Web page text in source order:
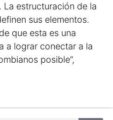
La estructuración de la
sus elementos.
que esta es una
a lograr conectar a la
posible”,